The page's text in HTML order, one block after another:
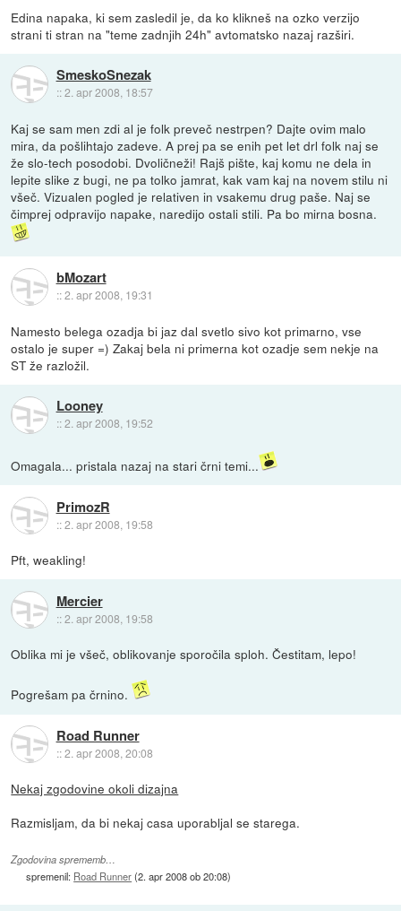
Edina napaka, ki sem zasledil je, da ko klikneš na ozko verzijo
strani ti stran na "teme zadnjih 24h" avtomatsko nazaj razširi.
SmeskoSnezak
::2. apr 2008, 18:57
Kaj se sam men zdi al je folk preveč nestrpen? Dajte ovim malo
mira, da pošlihtajo zadeve. A prej pa se enih pet let drl folk naj se
že slo-tech posodobi. Dvoličneži! Rajš pište, kaj komu ne dela in
lepite slike z bugi, ne pa tolko jamrat, kak vam kaj na novem stilu ni
všeč. Vizualen pogled je relativen in vsakemu drug paše. Naj se
čimprej odpravijo napake, naredijo ostali stili. Pa bo mirna bosna.
bMozart
::2. apr 2008, 19:31
Namesto belega ozadja bi jaz dal svetlo sivo kot primarno, vse
ostalo je super =) Zakaj bela ni primerna kot ozadje sem nekje na
ST že razložil.
Looney
::2. apr 2008, 19:52
Omagala... pristala nazaj na stari črni temi...
PrimozR
::2. apr 2008, 19:58
Pft, weakling!
Mercier
::2. apr 2008, 19:58
Oblika mi je všeč, oblikovanje sporočila sploh. Čestitam, lepo!
Pogrešam pa črnino.
Road Runner
::2. apr 2008, 20:08
Nekaj zgodovine okoli dizajna
Razmisljam, da bi nekaj casa uporabljal se starega.
Zgodovina sprememb…
spremenil: Road Runner(2. apr 2008 ob 20:08)